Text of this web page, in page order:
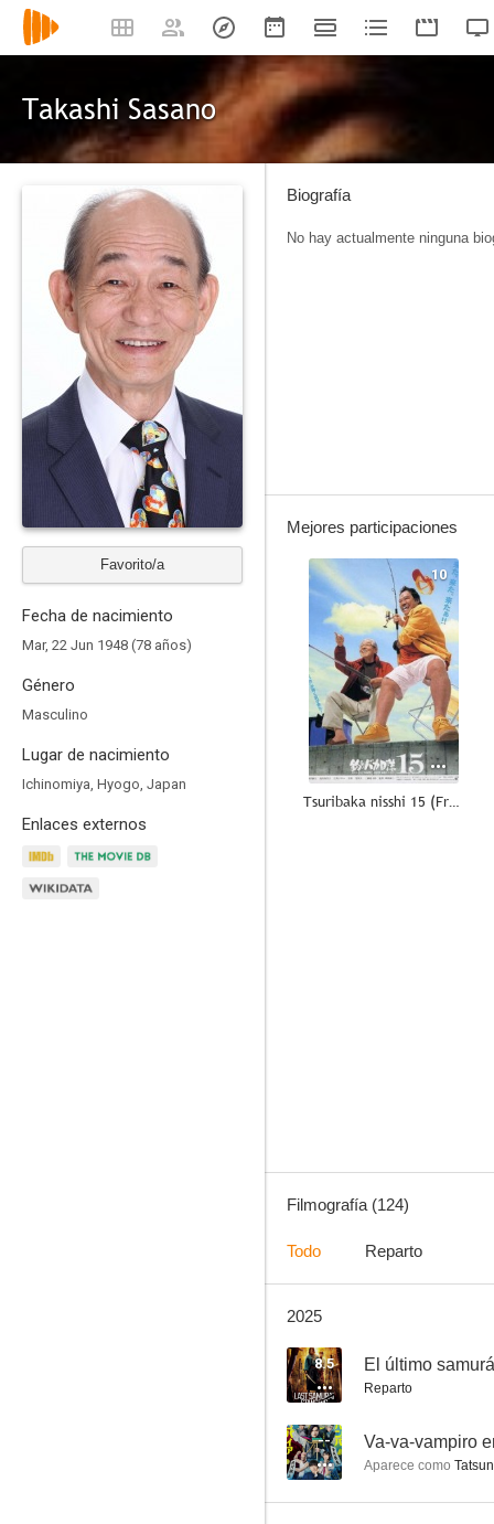
Takashi Sasano
Favorito/a
Fecha de nacimiento
Mar, 22 Jun 1948 (78 años)
Género
Masculino
Lugar de nacimiento
Ichinomiya, Hyogo, Japan
Enlaces externos
Biografía
No hay actualmente ninguna
Mejores participaciones
10
Tsuribaka nisshi 15 (Free and Easy 15)
Filmografía (124)
Todo Reparto
2025
8.5 El último
Reparto
-- Va-va-vampiro
Aparece como